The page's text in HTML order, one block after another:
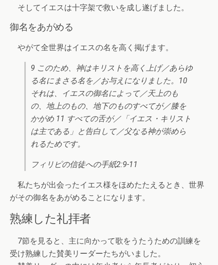
そしてイエスは十字架で救いを成し遂げました。
御名をあがめる
やがて全世界はイエスの名を高く掲げます。
9 このため、神はキリストを高く上げ／あらゆ
る名にまさる名を／お与えになりました。10
それは、イエスの御名によって／天上のも
の、地上のもの、地下のものすべてが／膝を
かがめ 11 すべての舌が／「イエス・キリスト
は主である」と告白して／父なる神が崇めら
れるためです。
フィリピの信徒への手紙2:9-11
私たちが出会ったイエス様をほめたたえるとき、世界
がその御名をあがめることになります。
熟練した礼拝者
7節を見ると、主に向かって歌をうたうための訓練を
受け熟練した賛美リーダーたちがいました。